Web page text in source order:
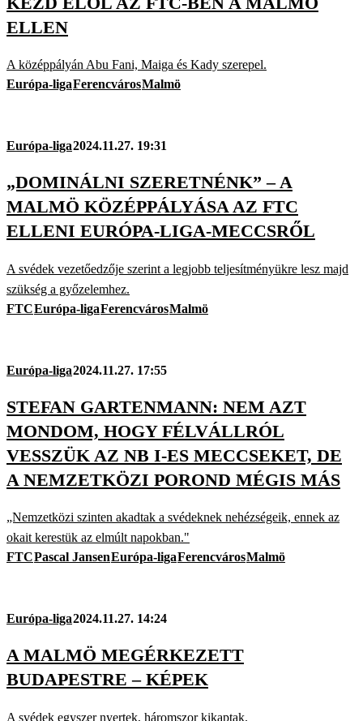
ELLEN
A középpályán Abu Fani, Maiga és Kady szerepel.
Európa-ligaFerencvárosMalmö
Európa-liga2024.11.27. 19:31
„DOMINÁLNI SZERETNÉNK” – A
MALMÖ KÖZÉPPÁLYÁSA AZ FTC
ELLENI EURÓPA-LIGA-MECCSRŐL
A svédek vezetőedzője szerint a legjobb teljesítményükre lesz majd
szükség a győzelemhez.
FTCEurópa-ligaFerencvárosMalmö
Európa-liga2024.11.27. 17:55
STEFAN GARTENMANN: NEM AZT
MONDOM, HOGY FÉLVÁLLRÓL
VESSZÜK AZ NB I-ES MECCSEKET, DE
A NEMZETKÖZI POROND MÉGIS MÁS
„Nemzetközi szinten akadtak a svédeknek nehézségeik, ennek az
okait kerestük az elmúlt napokban."
FTCPascal JansenEurópa-ligaFerencvárosMalmö
Európa-liga2024.11.27. 14:24
A MALMÖ MEGÉRKEZETT
BUDAPESTRE – KÉPEK
A svédek egyszer nyertek, háromszor kikaptak.